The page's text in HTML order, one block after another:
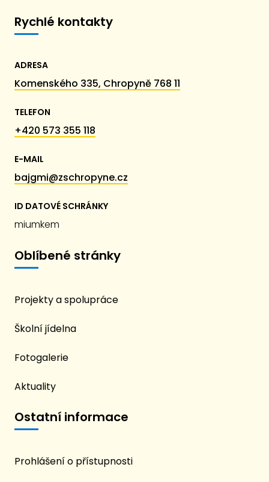
Rychlé kontakty
ADRESA
Komenského 335, Chropyně 768 11
TELEFON
+420 573 355 118
E-MAIL
bajgmi@zschropyne.cz
ID DATOVÉ SCHRÁNKY
miumkem
Oblíbené stránky
Projekty a spolupráce
Školní jídelna
Fotogalerie
Aktuality
Ostatní informace
Prohlášení o přístupnosti